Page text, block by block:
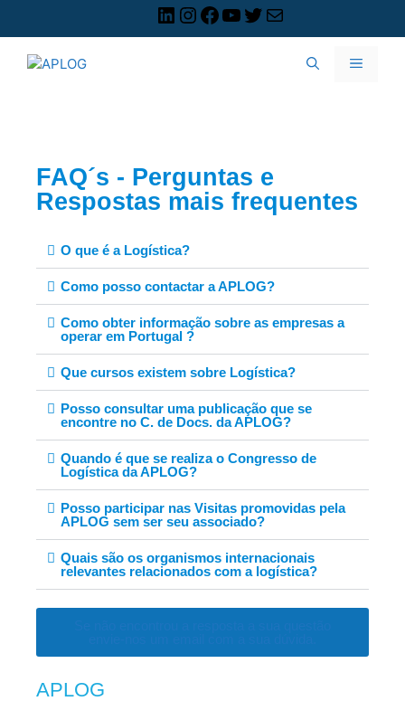
FAQ´s - Perguntas e
Respostas mais frequentes
O que é a Logística?
Como posso contactar a APLOG?
Como obter informação sobre as empresas a
operar em Portugal ?
Que cursos existem sobre Logística?
Posso consultar uma publicação que se
encontre no C. de Docs. da APLOG?
Quando é que se realiza o Congresso de
Logística da APLOG?
Posso participar nas Visitas promovidas pela
APLOG sem ser seu associado?
Quais são os organismos internacionais
relevantes relacionados com a logística?
APLOG